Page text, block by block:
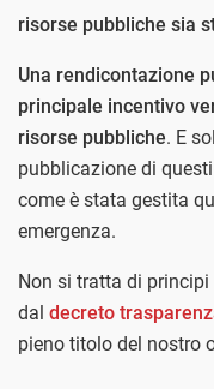
risorse pubbliche sia
Una rendicontazione
principale incentivo
risorse pubbliche. E
pubblicazione di
come è stata gestita
emergenza.
Non si tratta di
dal decreto
pieno titolo del nostro